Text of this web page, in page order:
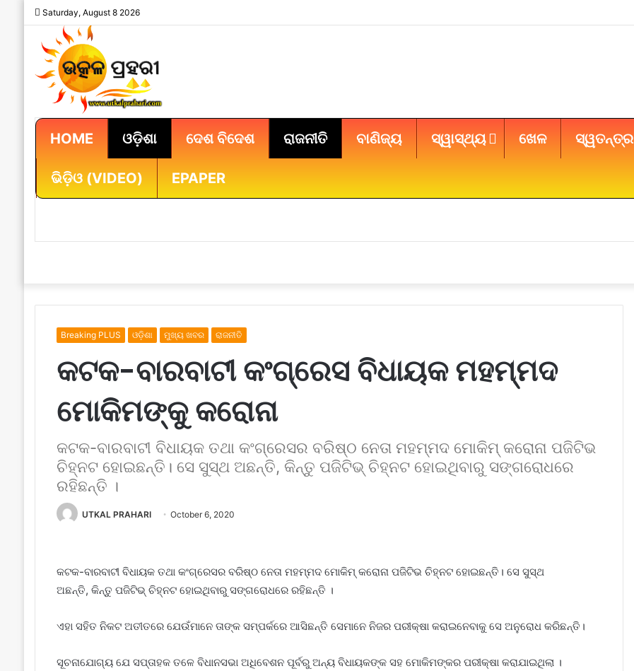
Saturday, August 8 2026
HOME ଓଡ଼ିଶା ଦେଶ ବିଦେଶ ରାଜନୀତି ବାଣିଜ୍ୟ ସ୍ୱାସ୍ଥ୍ୟ ଖେଳ ସ୍ୱତନ୍ତ୍ର
ଭିଡ଼ିଓ (VIDEO) EPAPER
Breaking PLUS ଓଡ଼ିଶା ମୁଖ୍ୟ ଖବର ରାଜନୀତି
କଟକ-ବାରବାଟୀ କଂଗ୍ରେସ ବିଧାୟକ ମହମ୍ମଦ
ମୋକିମଙ୍କୁ କରୋନା
କଟକ-ବାରବାଟୀ ବିଧାୟକ ତଥା କଂଗ୍ରେସର ବରିଷ୍ଠ ନେତା ମହମ୍ମଦ ମୋକିମ୍ କରୋନା ପଜିଟିଭ
ଚିହ୍ନଟ ହୋଇଛନ୍ତି। ସେ ସୁସ୍ଥ ଅଛନ୍ତି, କିନ୍ତୁ ପଜିଟିଭ୍ ଚିହ୍ନଟ ହୋଇଥିବାରୁ ସଙ୍ଗରୋଧରେ
ରହିଛନ୍ତି ।
UTKAL PRAHARI October 6, 2020
କଟକ-ବାରବାଟୀ ବିଧାୟକ ତଥା କଂଗ୍ରେସର ବରିଷ୍ଠ ନେତା ମହମ୍ମଦ ମୋକିମ୍ କରୋନା ପଜିଟିଭ ଚିହ୍ନଟ ହୋଇଛନ୍ତି। ସେ ସୁସ୍ଥ
ଅଛନ୍ତି, କିନ୍ତୁ ପଜିଟିଭ୍ ଚିହ୍ନଟ ହୋଇଥିବାରୁ ସଙ୍ଗରୋଧରେ ରହିଛନ୍ତି ।
ଏହା ସହିତ ନିକଟ ଅତୀତରେ ଯେଉଁମାନେ ତାଙ୍କ ସମ୍ପର୍କରେ ଆସିଛନ୍ତି ସେମାନେ ନିଜର ପରୀକ୍ଷା କରାଇନେବାକୁ ସେ ଅନୁରୋଧ କରିଛନ୍ତି।
ସୂଚନାଯୋଗ୍ୟ ଯେ ସପ୍ତାହକ ତଳେ ବିଧାନସଭା ଅଧିବେଶନ ପୂର୍ବରୁ ଅନ୍ୟ ବିଧାୟକଙ୍କ ସହ ମୋକିମଙ୍କର ପରୀକ୍ଷା କରାଯାଇଥିଲା ।